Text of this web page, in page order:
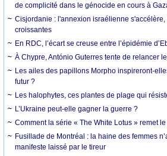
de complicité dans le génocide en cours à
Cisjordanie : l'annexion israélienne
croissantes
En RDC, l’écart se creuse entre l’épidémie
À Chypre, António Guterres tente de relancer
Les ailes des papillons Morpho inspireront-
futur ?
Les halophytes, ces plantes de plage qui
L’Ukraine peut-elle gagner la guerre ?
Comment la série « The White Lotus » remet
Fusillade de Montréal : la haine des femmes
manifeste laissé par le tireur